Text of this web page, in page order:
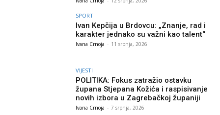
SPORT
Ivan Kepčija u Brdovcu: „Znanje, rad i
karakter jednako su važni kao talent“
Ivana Crnoja - 11 srpnja, 2026
VIJESTI
POLITIKA: Fokus zatražio ostavku
župana Stjepana Kožića i raspisivanje
novih izbora u Zagrebačkoj županiji
Ivana Crnoja - 7 srpnja, 2026